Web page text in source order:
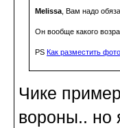
Melissa , Вам надо
Он вообще какого
PS Как разместить
Чике
вороны.. но